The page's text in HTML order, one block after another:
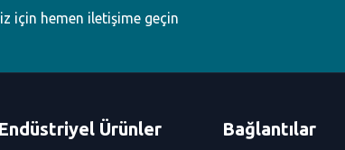
için hemen iletişime geçin
Endüstriyel Ürünler Bağlantılar